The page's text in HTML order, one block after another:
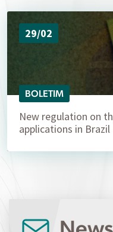
29/02
BOLETIM
New regulation on
applications in Brazil